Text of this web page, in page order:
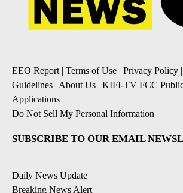
EEO Report| Terms of Use | Privacy Policy |
Guidelines | About Us | KIFI-TV FCC
Applications |
Do Not Sell My Personal Information
SUBSCRIBE TO OUR EMAIL
Daily News Update
Breaking News Alert